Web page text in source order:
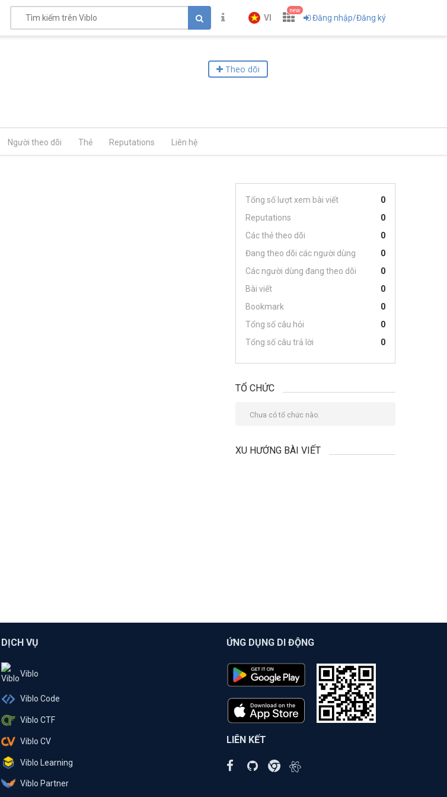
VI
new
Đăng nhập/Đăng ký
Theo dõi
Người theo dõi Thẻ Reputations Liên hệ
Tổng số lượt xem bài viết
0
Reputations
0
Các thẻ theo dõi
0
Đang theo dõi các người dùng
0
Các người dùng đang theo dõi
0
Bài viết
0
Bookmark
0
Tổng số câu hỏi
0
Tổng số câu trả lời
0
TỔ CHỨC
Chưa có tổ chức nào.
XU HƯỚNG BÀI VIẾT
DỊCH VỤ
Viblo
Viblo Code
Viblo CTF
Viblo CV
Viblo Learning
Viblo Partner
ỨNG DỤNG DI ĐỘNG
LIÊN KẾT